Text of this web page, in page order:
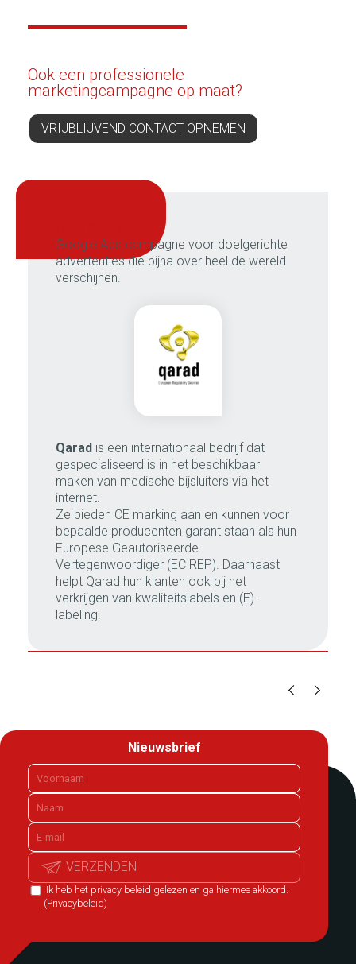
Google Ads campagne voor doelgerichte
advertenties die bijna over heel de wereld
verschijnen.
Qarad is een internationaal bedrijf dat
gespecialiseerd is in het beschikbaar
maken van medische bijsluiters via het
internet.
Ze bieden CE marking aan en kunnen voor
bepaalde producenten garant staan als hun
Europese Geautoriseerde
Vertegenwoordiger (EC REP). Daarnaast
helpt Qarad hun klanten ook bij het
verkrijgen van kwaliteitslabels en (E)-
labeling.
Ook een professionele
marketingcampagne op maat?
VRIJBLIJVEND CONTACT OPNEMEN
Nieuwsbrief
Ik heb het privacy beleid gelezen en ga hiermee akkoord.
(Privacybeleid)
VERZENDEN